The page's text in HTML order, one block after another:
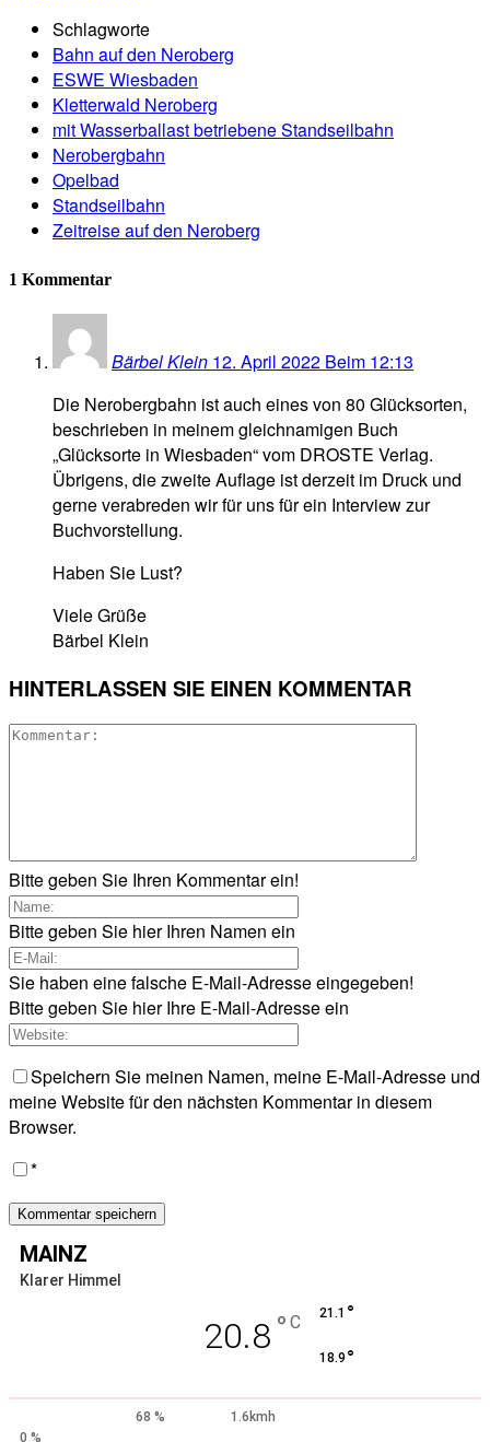
Schlagworte
Bahn auf den Neroberg
ESWE Wiesbaden
Kletterwald Neroberg
mit Wasserballast betriebene Standseilbahn
Nerobergbahn
Opelbad
Standseilbahn
Zeitreise auf den Neroberg
1 Kommentar
Bärbel Klein 12. April 2022 Beim 12:13
Die Nerobergbahn ist auch eines von 80 Glücksorten,
beschrieben in meinem gleichnamigen Buch
„Glücksorte in Wiesbaden“ vom DROSTE Verlag.
Übrigens, die zweite Auflage ist derzeit im Druck und
gerne verabreden wir für uns für ein Interview zur
Buchvorstellung.
Haben Sie Lust?
Viele Grüße
Bärbel Klein
HINTERLASSEN SIE EINEN KOMMENTAR
Bitte geben Sie Ihren Kommentar ein!
Bitte geben Sie hier Ihren Namen ein
Sie haben eine falsche E-Mail-Adresse eingegeben!
Bitte geben Sie hier Ihre E-Mail-Adresse ein
Speichern Sie meinen Namen, meine E-Mail-Adresse und
meine Website für den nächsten Kommentar in diesem
Browser.
*
MAINZ
Klarer Himmel
20.8 ° C 21.1 °
18.9 °
68 %
1.6kmh
0 %